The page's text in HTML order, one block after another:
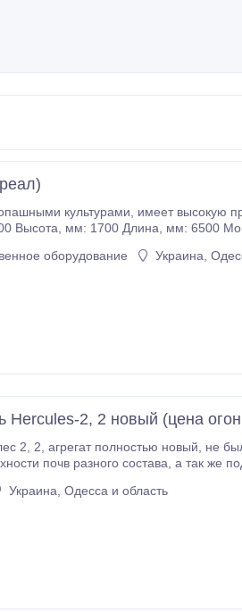
легок в использовании и
оборудование Украина,
2, 2 новый (цена
для рыхления,
Украина, Одесса и область